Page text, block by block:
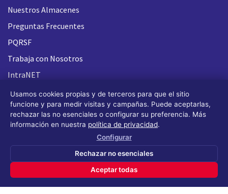
Nuestros Almacenes
Preguntas Frecuentes
PQRSF
Trabaja con Nosotros
IntraNET
Todos los derechos reservados FLASH 93
Usamos cookies propias y de terceros para que el sitio
funcione y para medir visitas y campañas. Puede aceptarlas,
rechazar las no esenciales o configurar su preferencia. Más
información en nuestra política de privacidad.
Configurar
Rechazar no esenciales
Aceptar todas